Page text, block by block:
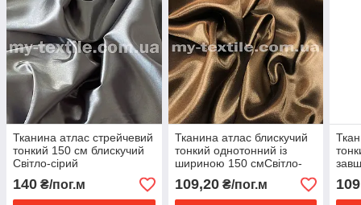
Тканина атлас стрейчевий
тонкий 150 см блискучий
Світло-сірий
140 ₴/пог.м
Тканина атлас блискучий
тонкий однотонний із
шириною 150 смСвітло-
109,20₴/пог.м